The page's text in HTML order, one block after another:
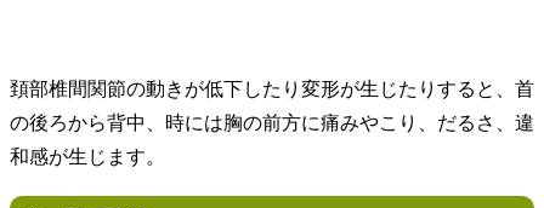
頚部椎間関節の動きが低下したり変形が生じたりすると、首
の後ろから背中、時には胸の前方に痛みやこり、だるさ、違
和感が生じます。